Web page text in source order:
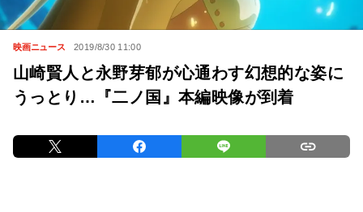
映画ニュース 2019/8/30 11:00
山崎賢人と永野芽郁が心通わす幻想的な姿に
うっとり…『二ノ国』本編映像が到着